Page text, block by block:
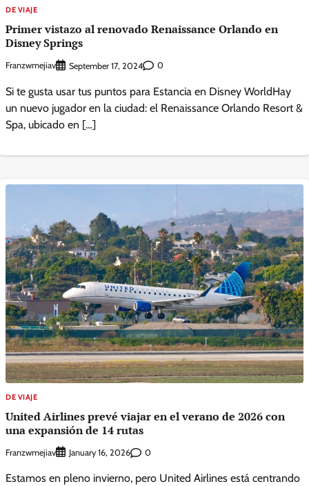
DE VIAJE
Primer vistazo al renovado Renaissance Orlando en
Disney Springs
Franzwmejiav September 17, 2024 0
Si te gusta usar tus puntos para Estancia en Disney WorldHay
un nuevo jugador en la ciudad: el Renaissance Orlando Resort &
Spa, ubicado en […]
DE VIAJE
United Airlines prevé viajar en el verano de 2026 con
una expansión de 14 rutas
Franzwmejiav January 16, 2026 0
Estamos en pleno invierno, pero United Airlines está centrando